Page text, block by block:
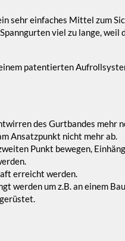
sehr einfaches Mittel zum
viel zu lange, weil
patentierten
des Gurtbandes mehr
Ansatzpunkt nicht mehr ab.
Punkt bewegen,
erreicht werden.
werden um z.B. an einem